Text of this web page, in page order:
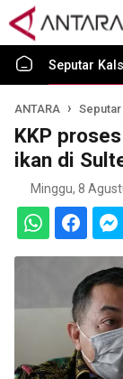
Seputar
ANTARA Seputar
KKP
ikan di
Minggu, 8